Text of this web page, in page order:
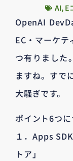
AI, E
OpenAI
EC・マーケ
つ有りました
ますね。すで
大騒ぎです。
ポイント6つ
１．Apps
トア」